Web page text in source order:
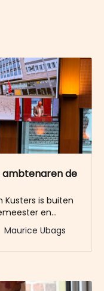
ambtenaren de
is buiten
en
daar geen
Maastricht was
Maurice Ubags